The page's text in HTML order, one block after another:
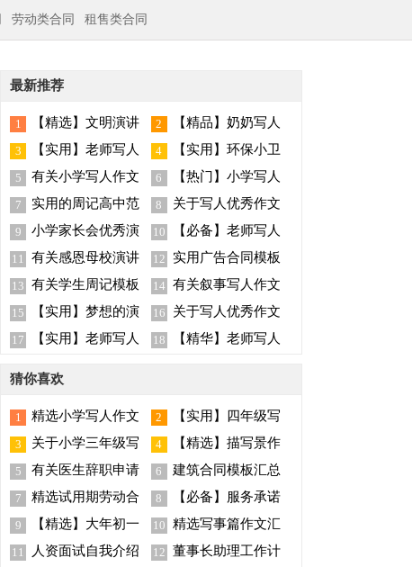
劳动类合同 租售类合同
最新推荐
1
【精选】文明演讲
稿模板汇编8篇
2
【精品】奶奶写人
作文集合五篇
3
【实用】老师写人
作文集合六篇
4
【实用】环保小卫
士演讲稿4篇
5
有关小学写人作文
集合8篇
6
【热门】小学写人
作文集合五篇
7
实用的周记高中范
文合集七篇
8
关于写人优秀作文
汇总8篇
9
小学家长会优秀演
讲稿
10
【必备】老师写人
作文集合八篇
11
有关感恩母校演讲
稿汇编五篇
12 实用广告合同模板
集合
13 有关学生周记模板
锦集五篇
14 有关叙事写人作文
集合5篇
15
【实用】梦想的演
讲稿模板集合七篇
16
关于写人优秀作文
300字合集7篇
17
【实用】老师写人
18
【精华】老师写人
猜你喜欢
1
精选小学写人作文
300字汇总8篇
2
【实用】四年级写
事作文合集6篇
3
关于小学三年级写
事作文6篇
4
【精选】描写景作
文300字6篇
5
有关医生辞职申请
书汇编八篇
6
建筑合同模板汇总
八篇
7
精选试用期劳动合
同模板汇总8篇
8
【必备】服务承诺
书模板九篇
9
【精选】大年初一
的作文集锦5篇
10 精选写事篇作文汇
编10篇
11 人资面试自我介绍 12 董事长助理工作计